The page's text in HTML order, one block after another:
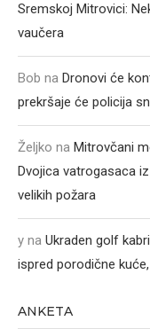
Sremskoj Mitrovici:
vaučera
Bob na Dronovi će
prekršaje će policija
Željko na Mitrovčani
Dvojica vatrogasaca
velikih požara
y na Ukraden golf
ispred porodične
ANKETA